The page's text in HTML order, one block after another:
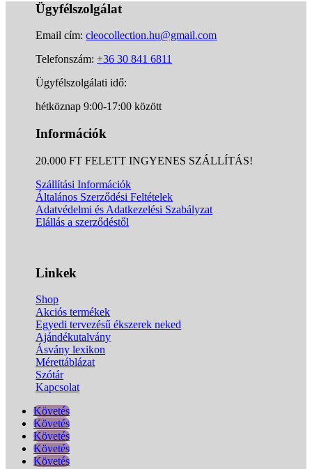
Ügyfélszolgálat
Email cím:cleocollection.hu@gmail.com
Telefonszám:+36 30 841 6811
Ügyfélszolgálati idő:
hétköznap 9:00-17:00 között
Információk
20.000 FT FELETT INGYENES SZÁLLÍTÁS!
Szállítási Információk
Általános Szerződési Feltételek
Adatvédelmi és Adatkezelési Szabályzat
Elállás a szerződéstől
Linkek
Shop
Akciós termékek
Egyedi tervezésű ékszerek neked
Ajándékutalvány
Ásvány lexikon
Mérettáblázat
Szótár
Kapcsolat
Követés
Követés
Követés
Követés
Követés